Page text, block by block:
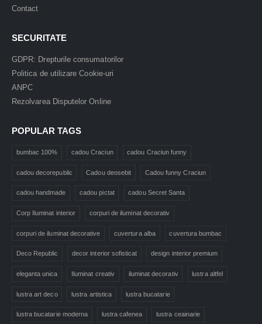
Contact
SECURITATE
GDPR: Drepturile consumatorilor
Politica de utilizare Cookie-uri
ANPC
Rezolvarea Disputelor Online
POPULAR TAGS
bumbac 100% cadou Craciun cadou Craciun funny
cadou decorepublic Cadou deosebit Cadou funny Craciun
cadou handmade cadou pictat cadou Secret Santa
Corp Iluminat interior corpuri de iluminat decorativ
corpuri de iluminat decorative cuvertura alba cuvertura bumbac
Deco Republic decor interior sofisticat design interior premium
eleganta unica Iluminat creativ iluminat decorativ lustra altfel
lustra art deco lustra artistica lustra bucatarie
lustra bucatarie moderna lustra cafenea lustra ceainarie